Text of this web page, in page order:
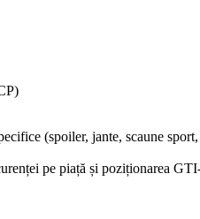
(spoiler, jante, scaune
pe piață și poziționarea